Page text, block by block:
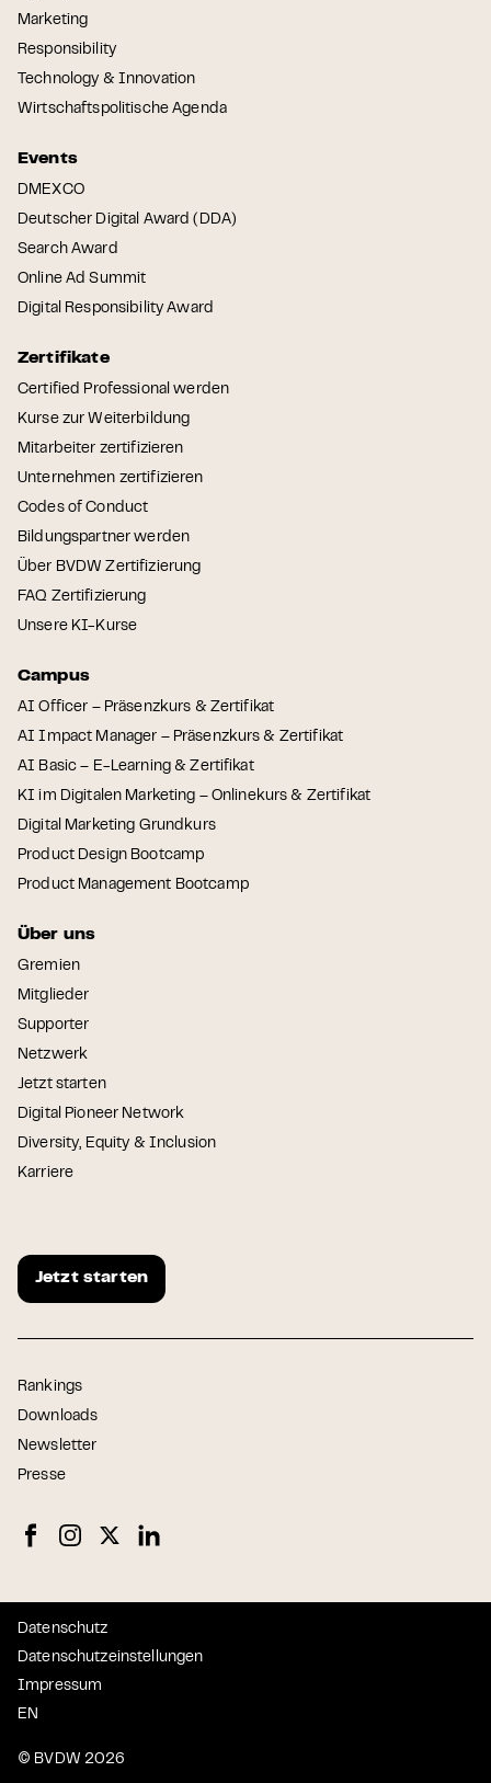
Marketing
Responsibility
Technology & Innovation
Wirtschaftspolitische Agenda
Events
DMEXCO
Deutscher Digital Award (DDA)
Search Award
Online Ad Summit
Digital Responsibility Award
Zertifikate
Certified Professional werden
Kurse zur Weiterbildung
Mitarbeiter zertifizieren
Unternehmen zertifizieren
Codes of Conduct
Bildungspartner werden
Über BVDW Zertifizierung
FAQ Zertifizierung
Unsere KI-Kurse
Campus
AI Officer – Präsenzkurs & Zertifikat
AI Impact Manager – Präsenzkurs & Zertifikat
AI Basic – E-Learning & Zertifikat
KI im Digitalen Marketing – Onlinekurs & Zertifikat
Digital Marketing Grundkurs
Product Design Bootcamp
Product Management Bootcamp
Über uns
Gremien
Mitglieder
Supporter
Netzwerk
Jetzt starten
Digital Pioneer Network
Diversity, Equity & Inclusion
Karriere
Jetzt starten
Rankings
Downloads
Newsletter
Presse
© BVDW 2026
Datenschutz
Datenschutzeinstellungen
Impressum
EN